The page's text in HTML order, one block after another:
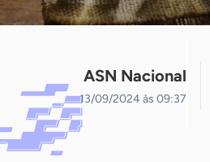
ASN Nacional
13/09/2024 às 09:37